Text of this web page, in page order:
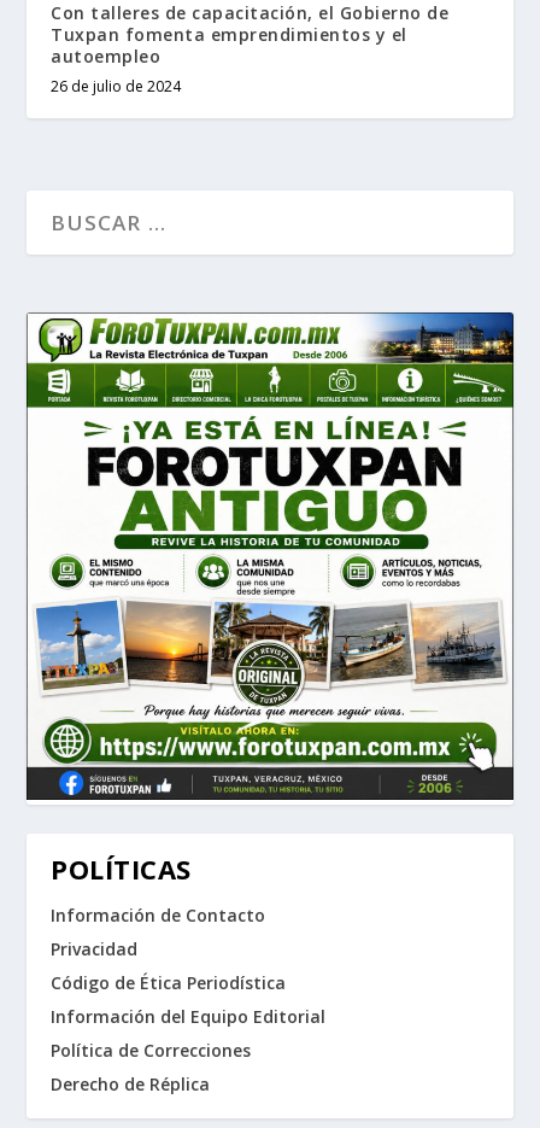
Con talleres de capacitación, el Gobierno de
Tuxpan fomenta emprendimientos y el
autoempleo
26 de julio de 2024
POLÍTICAS
Información de Contacto
Privacidad
Código de Ética Periodística
Información del Equipo Editorial
Política de Correcciones
Derecho de Réplica